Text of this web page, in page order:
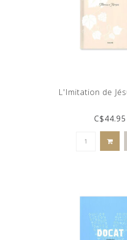
L'Imitation de
C$44.95